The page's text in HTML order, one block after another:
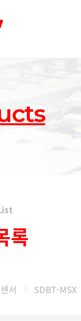
록
센서 SDBT-MSX